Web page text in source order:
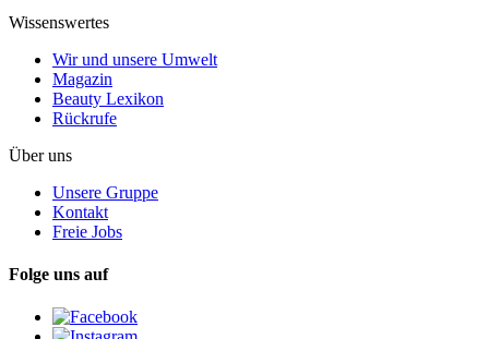
Wissenswertes
Wir und unsere Umwelt
Magazin
Beauty Lexikon
Rückrufe
Über uns
Unsere Gruppe
Kontakt
Freie Jobs
Folge uns auf